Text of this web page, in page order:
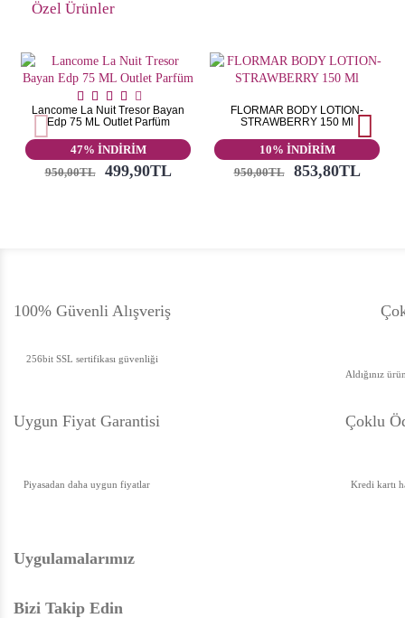
Özel Ürünler
Lancome La Nuit Tresor Bayan
Edp 75 ML Outlet Parfüm
47% İNDİRİM
950,00TL
499,90TL
FLORMAR BODY LOTION-
STRAWBERRY 150 Ml
10% İNDİRİM
950,00TL
853,80TL
100% Güvenli Alışveriş
256bit SSL sertifikası güvenliği
Aldığınız
Uygun Fiyat Garantisi
Piyasadan daha uygun fiyatlar
Çoklu
Kredi kartı
Uygulamalarımız
Bizi Takip Edin